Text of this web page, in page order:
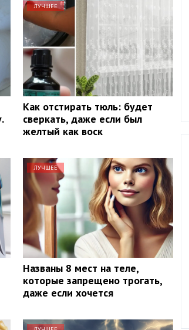
ЛУЧШЕЕ
Как отстирать тюль: будет
сверкать, даже если был
желтый как воск
ЛУЧШЕЕ
Названы 8 мест на теле,
которые запрещено трогать,
даже если хочется